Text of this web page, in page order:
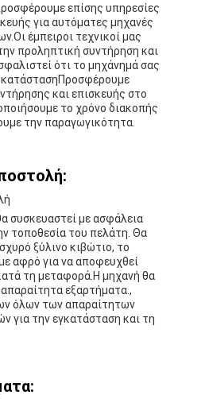
επίσης υπηρεσίες
για αυτόματες μηχανές
έμπειροι τεχνικοί μας
την προληπτική συντήρηση και
ότι το μηχάνημά σας
κατάστασηΠροσφέρουμε
και επισκευής στο
το χρόνο διακοπής
την παραγωγικότητα.
συσκευαστεί με ασφάλεια
τοποθεσία του πελάτη. Θα
ξύλινο κιβώτιο, το
αφρό για να αποφευχθεί
τη μεταφορά.Η μηχανή θα
εξαρτήματα.,
όλων των απαραίτητων
για την εγκατάσταση και τη